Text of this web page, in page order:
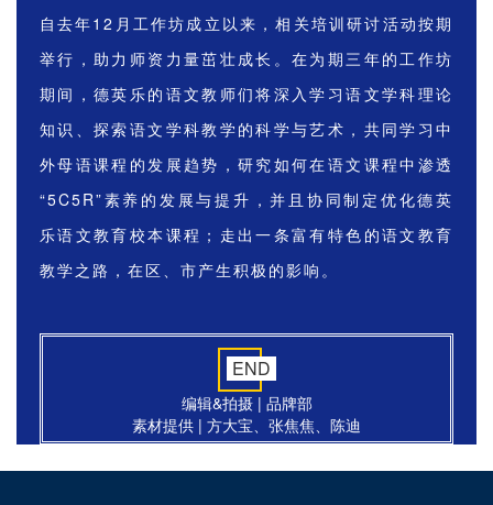
自去年12月工作坊成立以来，相关培训研讨活动按期
举行，助力师资力量茁壮成长。在为期三年的工作坊
期间，德英乐的语文教师们将深入学习语文学科理论
知识、探索语文学科教学的科学与艺术，共同学习中
外母语课程的发展趋势，研究如何在语文课程中渗透
“5C5R”素养的发展与提升，并且协同制定优化德英
乐语文教育校本课程；走出一条富有特色的语文教育
教学之路，在区、市产生积极的影响。
END
编辑&拍摄 | 品牌部
素材提供 | 方大宝、张焦焦、陈迪